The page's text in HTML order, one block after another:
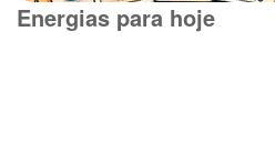
Energias para hoje